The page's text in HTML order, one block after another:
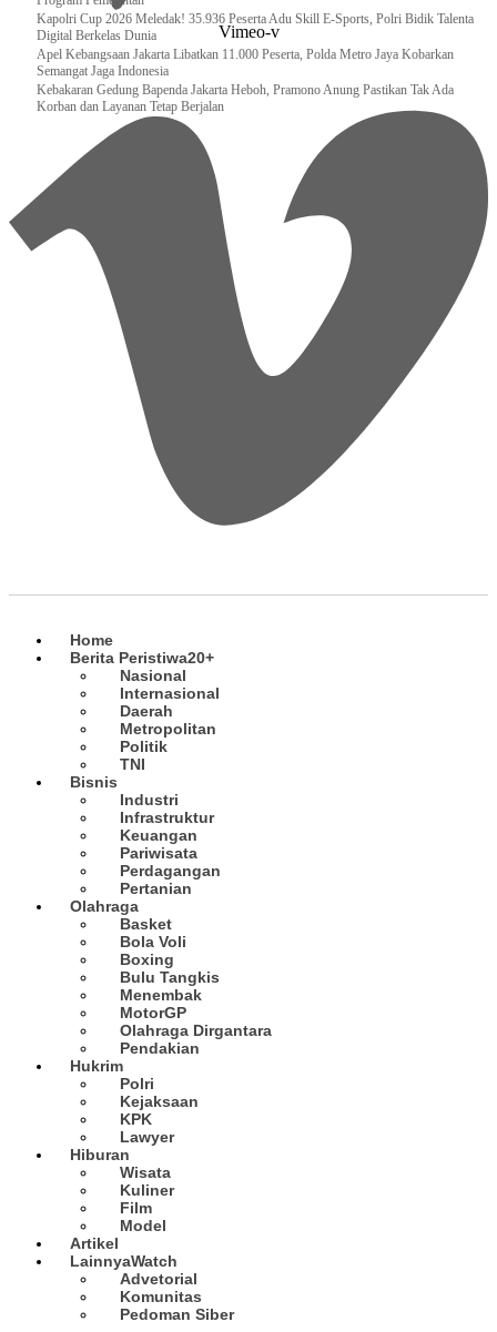
Kapolri Cup 2026 Meledak! 35.936 Peserta Adu Skill E-Sports, Polri Bidik Talenta
Digital Berkelas Dunia
Apel Kebangsaan Jakarta Libatkan 11.000 Peserta, Polda Metro Jaya Kobarkan
Semangat Jaga Indonesia
Kebakaran Gedung Bapenda Jakarta Heboh, Pramono Anung Pastikan Tak Ada
Korban dan Layanan Tetap Berjalan
Vimeo-v
Home
Berita Peristiwa20+
Nasional
Internasional
Daerah
Metropolitan
Politik
TNI
Bisnis
Industri
Infrastruktur
Keuangan
Pariwisata
Perdagangan
Pertanian
Olahraga
Basket
Bola Voli
Boxing
Bulu Tangkis
Menembak
MotorGP
Olahraga Dirgantara
Pendakian
Hukrim
Polri
Kejaksaan
KPK
Lawyer
Hiburan
Wisata
Kuliner
Film
Model
Artikel
LainnyaWatch
Advetorial
Komunitas
Pedoman Siber